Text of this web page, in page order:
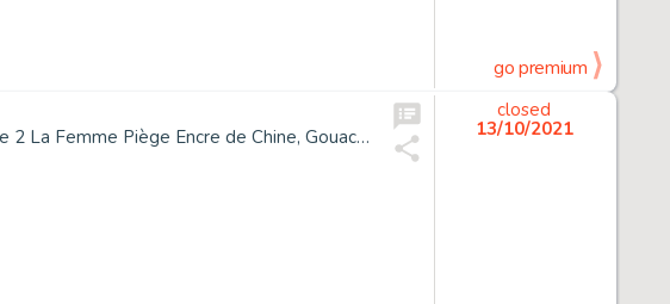
go premium
*Enki Bilal Né En 1951 La Trilogie Nikopol - Tome 2 La Femme Piège Encre de Chine, Gouache Et Crayon Pour La Planche 32 de...
closed
13/10/2021